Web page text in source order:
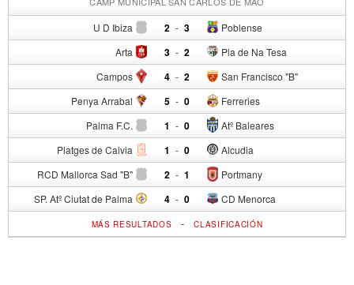
U D Ibiza 2 - Poblense
3
Arta 3 - Pla de Na Tesa
2
Campos 4 - San Francisco "B"
2
Penya Arrabal 5 - Ferreries
0
Palma F.C. 1 - Atº Baleares
0
Platges de Calvia 1 - Alcudia
0
RCD Mallorca Sad "B" 2 - Portmany
1
SP. Atº Ciutat de Palma 4 - CD Menorca
0
MÁS RESULTADOS -CLASIFICACIÓN